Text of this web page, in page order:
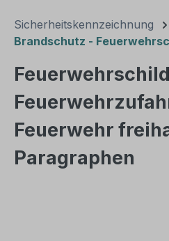
Sicherheitskennzeichnung
Brandschutz -
Feuerwehrschild
Feuerwehr
Paragraphen